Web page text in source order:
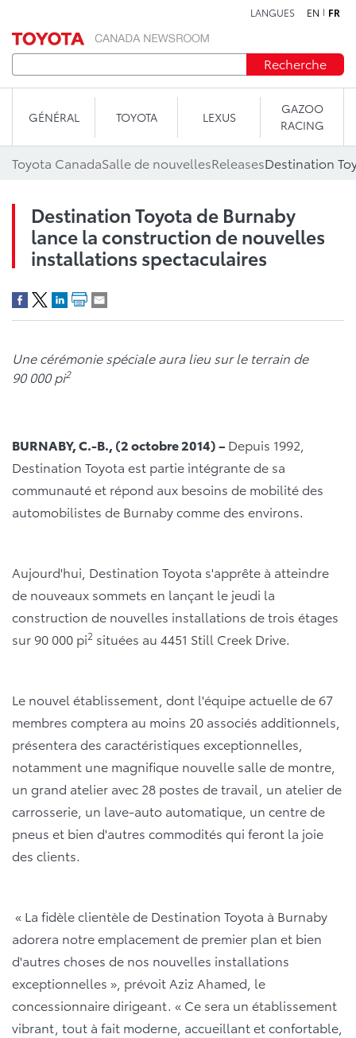
LANGUES EN FR
Recherche
GÉNÉRAL TOYOTA LEXUS
GAZOO
RACING
Toyota CanadaSalle de nouvellesReleases
Destination Toyota de Burnaby
lance la construction de nouvelles
installations spectaculaires
Une cérémoniespéciale aura lieu surle terrain de
90 000 pi2
BURNABY, C.-B., (2 octobre 2014) – Depuis 1992,
Destination Toyota est partie intégrante de sa
communauté et répond aux besoins de mobilité des
automobilistes de Burnaby comme des environs.
Aujourd'hui, Destination Toyota s'apprête à atteindre
de nouveaux sommets en lançant le jeudi la
construction de nouvelles installations de trois étages
sur 90 000 pi2 situées au 4451 Still Creek Drive.
Le nouvel établissement, dont l'équipe actuelle de 67
membres comptera au moins 20 associés additionnels,
présentera des caractéristiques exceptionnelles,
notamment une magnifique nouvelle salle de montre,
un grand atelier avec 28 postes de travail, un atelier de
carrosserie, un lave-auto automatique, un centre de
pneus et bien d'autres commodités qui feront la joie
des clients.
« La fidèle clientèle de Destination Toyota à Burnaby
adorera notre emplacement de premier plan et bien
d'autres choses de nos nouvelles installations
exceptionnelles », prévoit Aziz Ahamed, le
concessionnaire dirigeant. « Ce sera un établissement
vibrant, tout à fait moderne, accueillant et confortable,